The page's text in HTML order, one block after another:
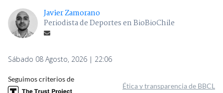
Javier Zamorano
Periodista de Deportes en BioBioChile
Sábado 08 Agosto, 2026 | 22:06
Seguimos criterios de
Ética y transparencia de BBCL